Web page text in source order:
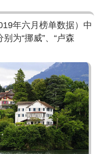
年六月榜单数据）中
别为“挪威”、“卢森